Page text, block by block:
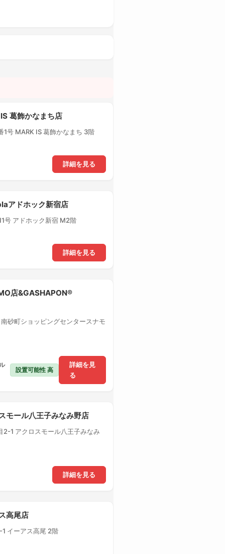
葛飾かなまち店
1号 MARK IS 葛飾かなまち 3階
詳細を見る
アドホック新宿店
号 アドホック新宿 M2階
詳細を見る
店&GASHAPON®
砂町ショッピングセンタースナモ
詳細を見
る
設置可能性 高
モール八王子みなみ野店
2-1 アクロスモール八王子みなみ
詳細を見る
高尾店
イーアス高尾 2階